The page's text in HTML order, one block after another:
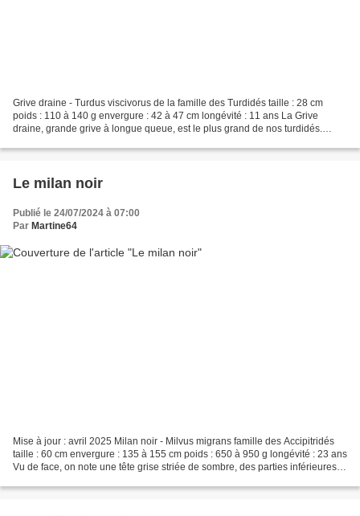
Grive draine - Turdus viscivorus de la famille des Turdidés taille : 28 cm
poids : 110 à 140 g envergure : 42 à 47 cm longévité : 11 ans La Grive
draine, grande grive à longue queue, est le plus grand de nos turdidés.
Le milan noir
Publié le 24/07/2024 à 07:00
Par Martine64
Mise à jour : avril 2025 Milan noir - Milvus migrans famille des Accipitridés
taille : 60 cm envergure : 135 à 155 cm poids : 650 à 950 g longévité : 23 ans
Vu de face, on note une tête grise striée de sombre, des parties inférieures